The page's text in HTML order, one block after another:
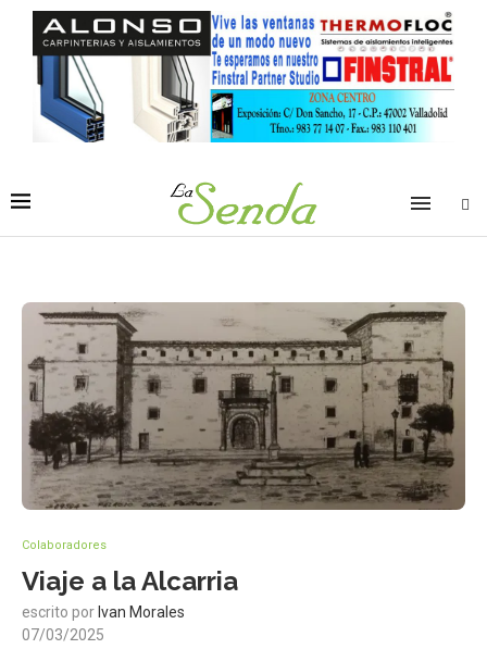
Colaboradores
Viaje a la Alcarria
escrito por Ivan Morales
07/03/2025